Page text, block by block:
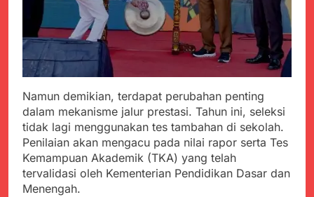
Namun demikian, terdapat perubahan penting
dalam mekanisme jalur prestasi. Tahun ini, seleksi
tidak lagi menggunakan tes tambahan di sekolah.
Penilaian akan mengacu pada nilai rapor serta Tes
Kemampuan Akademik (TKA) yang telah
tervalidasi oleh Kementerian Pendidikan Dasar dan
Menengah.